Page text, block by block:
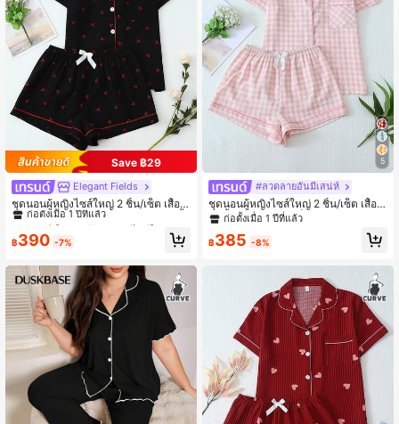
4.87 2.3K ผู้ติดตาม
4.87 2.3K ผู้ติดตาม
4.87 2.3K ผู้ติดตาม
4.87 2.3K ผู้ติดตาม
Save ฿29
Elegant Fields
ชุดนอนผู้หญิงไซส์ใหญ่ 2 ชิ้น/เซ็ต เสื้อค
อปกแขนสั้นลายเชอร์รี่และกางเกงขาสั้
น สบาย ฤดูใบไม้ผลิ/ฤดูร้อน
#8 ขายดี ใน เชอร์รี ชุดนอนไซส์ใหญ่
ก่อตั้งเมื่อ 1 ปีที่แล้ว
#8 ขายดี ใน เชอร์รี ชุดนอนไซส์ใหญ่
ก่อตั้งเมื่อ 1 ปีที่แล้ว
#8 ขายดี ใน เชอร์รี ชุดนอนไซส์ใหญ่
ก่อตั้งเมื่อ 1 ปีที่แล้ว
#8 ขายดี
ใน เชอร์รี ชุดนอนไซส์ใหญ่
ก่อตั้งเมื่อ 1 ปีที่แล้ว
฿390 -7%
5
#ลวดลายอันมีเสน่ห์
ชุดนอนผู้หญิงไซส์ใหญ่ 2 ชิ้น/เซ็ต เสื้อแ
ขนสั้นปกเทิร์นลายสก็อตสบายๆ และกา
ดูร้อน
ก่อตั้งเมื่อ 1 ปีที่แล้ว
฿385 -8%